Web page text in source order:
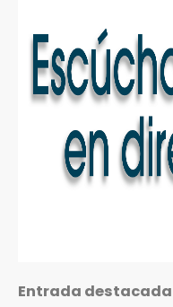
Entrada destacada